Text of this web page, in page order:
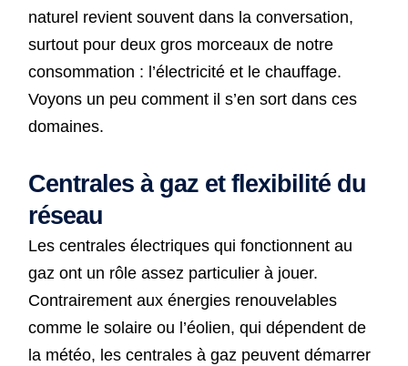
naturel revient souvent dans la conversation,
surtout pour deux gros morceaux de notre
consommation : l’électricité et le chauffage.
Voyons un peu comment il s’en sort dans ces
domaines.
Centrales à gaz et flexibilité du
réseau
Les centrales électriques qui fonctionnent au
gaz ont un rôle assez particulier à jouer.
Contrairement aux énergies renouvelables
comme le solaire ou l’éolien, qui dépendent de
la météo, les centrales à gaz peuvent démarrer